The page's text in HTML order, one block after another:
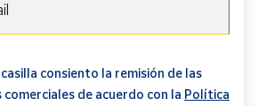
consiento la remisión de las
comerciales de acuerdo con la Política